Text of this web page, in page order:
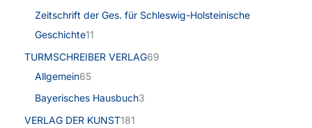
Zeitschrift der Ges. für Schleswig-Holsteinische
Geschichte11
TURMSCHREIBER VERLAG69
Allgemein65
Bayerisches Hausbuch3
VERLAG DER KUNST181